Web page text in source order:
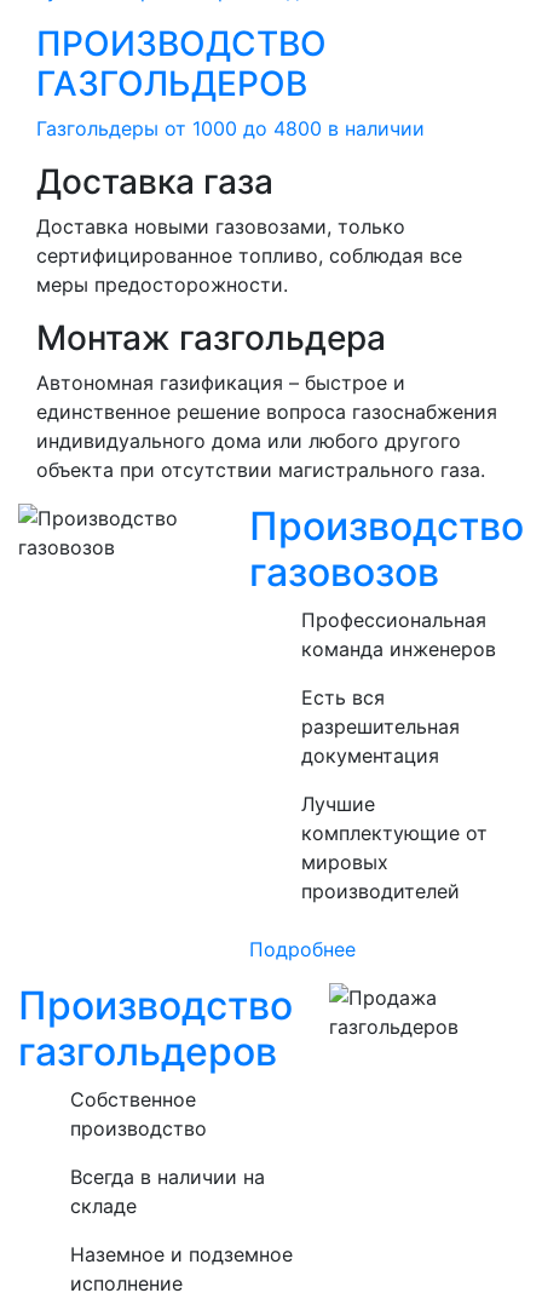
ПРОИЗВОДСТВО
ГАЗГОЛЬДЕРОВ
Газгольдеры от 1000 до 4800 в наличии
Доставка газа
Доставка новыми газовозами, только
сертифицированное топливо, соблюдая все
меры предосторожности.
Монтаж газгольдера
Автономная газификация – быстрое и
единственное решение вопроса газоснабжения
индивидуального дома или любого другого
объекта при отсутствии магистрального газа.
Производство
газовозов
Профессиональная
команда инженеров
Есть вся
разрешительная
документация
Лучшие
комплектующие от
мировых
производителей
Подробнее
Производство
газгольдеров
Собственное
производство
Всегда в наличии на
складе
Наземное и подземное
исполнение